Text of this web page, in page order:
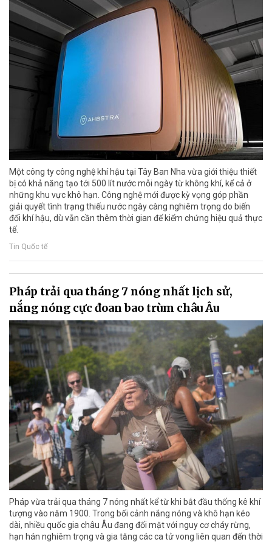
Một công ty công nghệ khí hậu tại Tây Ban Nha vừa giới thiệu thiết
bị có khả năng tạo tới 500 lít nước mỗi ngày từ không khí, kể cả ở
những khu vực khô hạn. Công nghệ mới được kỳ vọng góp phần
giải quyết tình trạng thiếu nước ngày càng nghiêm trọng do biến
đổi khí hậu, dù vẫn cần thêm thời gian để kiểm chứng hiệu quả thực
tế.
Tin Quốc tế
Pháp trải qua tháng 7 nóng nhất lịch sử,
nắng nóng cực đoan bao trùm châu Âu
Pháp vừa trải qua tháng 7 nóng nhất kể từ khi bắt đầu thống kê khí
tượng vào năm 1900. Trong bối cảnh nắng nóng và khô hạn kéo
dài, nhiều quốc gia châu Âu đang đối mặt với nguy cơ cháy rừng,
hạn hán nghiêm trọng và gia tăng các ca tử vong liên quan đến thời